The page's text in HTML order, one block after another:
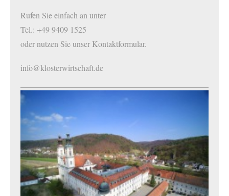
Rufen Sie einfach an unter
Tel.: +49 9409 1525
oder nutzen Sie unser Kontaktformular.
info@klosterwirtschaft.de